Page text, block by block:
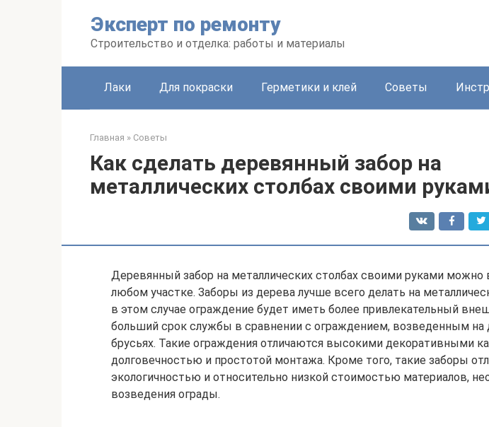
Эксперт по ремонту
Строительство и отделка: работы и материалы
Лаки Для покраски Герметики и клей Советы
Главная » Советы
Как сделать деревянный забор на
металлических столбах своими
Деревянный забор на металлических столбах своими руками можно
любом участке. Заборы из дерева лучше всего делать на
в этом случае ограждение будет иметь более привлекательный
больший срок службы в сравнении с ограждением, возведенным на
брусьях. Такие ограждения отличаются высокими декоративными
долговечностью и простотой монтажа. Кроме того, такие заборы
экологичностью и относительно низкой стоимостью материалов,
возведения ограды.